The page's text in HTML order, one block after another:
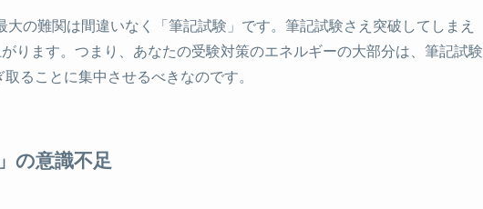
の難関は間違いなく「筆記試験」です。筆記試験さえ突破してしまえ
ります。つまり、あなたの受験対策のエネルギーの大部分は、筆記試験
ることに集中させるべきなのです。
の意識不足